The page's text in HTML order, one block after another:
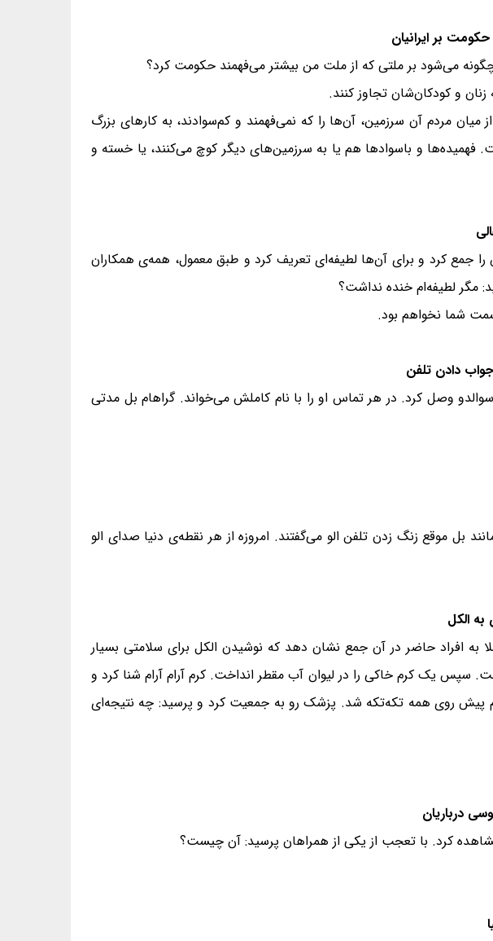
چگونه می‌شود بر ملتی که از ملت من بیشتر می‌فهمند حکومت کرد؟
و کودکان‌شان تجاوز کنند.
مردم آن سرزمین، آن‌ها را که نمی‌فهمند و کم‌سوادند، به کارهای بزرگ
فهمیده‌ها و باسوادها هم یا به سرزمین‌های دیگر کوچ می‌کنند، یا خسته و
جمع کرد و برای آن‌ها لطیفه‌ای تعریف کرد و طبق معمول، همه‌ی همکاران
مگر لطیفه‌ام خنده نداشت؟
شما نخواهم بود.
وصل کرد. در هر تماس او را با نام کاملش می‌خواند. گراهام بل مدتی
موقع زنگ زدن تلفن الو می‌گفتند. امروزه از هر نقطه‌ی دنیا صدای الو
افراد حاضر در آن جمع نشان دهد که نوشیدن الکل برای سلامتی بسیار
سپس یک کرم خاکی را در لیوان آب مقطر انداخت. کرم آرام آرام شنا کرد و
پیش روی همه تکه‌تکه شد. پزشک رو به جمعیت کرد و پرسید: چه نتیجه‌ای
مشاهده کرد. با تعجب از یکی از همراهان پرسید: آن چیست؟